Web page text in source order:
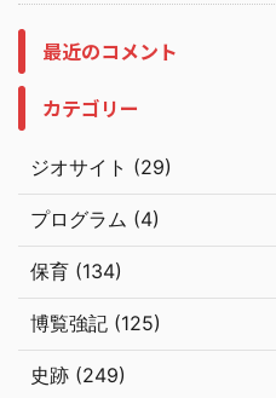
最近のコメント
カテゴリー
ジオサイト (29)
プログラム (4)
保育 (134)
博覧強記 (125)
史跡 (249)